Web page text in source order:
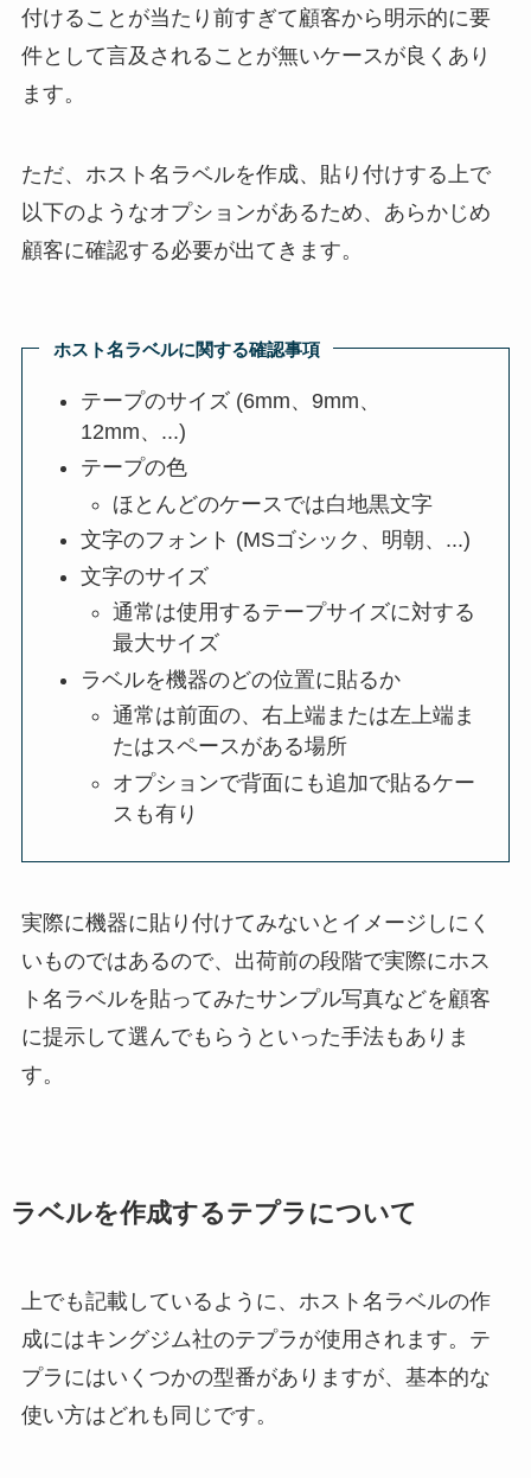
付けることが当たり前すぎて顧客から明示的に要
件として言及されることが無いケースが良くあり
ます。
ただ、ホスト名ラベルを作成、貼り付けする上で
以下のようなオプションがあるため、あらかじめ
顧客に確認する必要が出てきます。
ホスト名ラベルに関する確認事項
テープのサイズ (6mm、9mm、
12mm、...)
テープの色
ほとんどのケースでは白地黒文字
文字のフォント (MSゴシック、明朝、...)
文字のサイズ
通常は使用するテープサイズに対する
最大サイズ
ラベルを機器のどの位置に貼るか
通常は前面の、右上端または左上端ま
たはスペースがある場所
オプションで背面にも追加で貼るケー
スも有り
実際に機器に貼り付けてみないとイメージしにく
いものではあるので、出荷前の段階で実際にホス
ト名ラベルを貼ってみたサンプル写真などを顧客
に提示して選んでもらうといった手法もありま
す。
ラベルを作成するテプラについて
上でも記載しているように、ホスト名ラベルの作
成にはキングジム社のテプラが使用されます。テ
プラにはいくつかの型番がありますが、基本的な
使い方はどれも同じです。